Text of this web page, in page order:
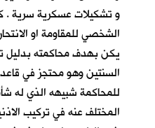
و تشكيلات عسكرية سرية
الشخصي للمقاومة او
يكن بهدف محاكمته بدليل
السنتين وهو محتجز في
للمحاكمة شبيهه الذي له
المختلف عنه في تركيب